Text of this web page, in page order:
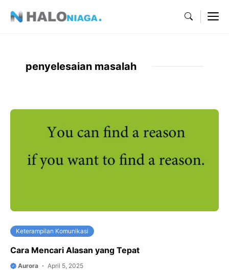
penyelesaian masalah
Keterampilan Komunikasi
Cara Mencari Alasan yang Tepat
Aurora April 5, 2025